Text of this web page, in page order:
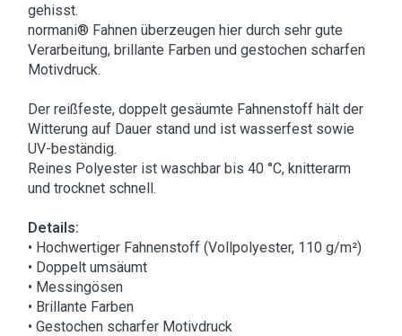
gehisst.
normani® Fahnen überzeugen hier durch sehr gute
Verarbeitung, brillante Farben und gestochen scharfen
Motivdruck.
Der reißfeste, doppelt gesäumte Fahnenstoff hält der
Witterung auf Dauer stand und ist wasserfest sowie
UV-beständig.
Reines Polyester ist waschbar bis 40 °C, knitterarm
und trocknet schnell.
Details:
• Hochwertiger Fahnenstoff (Vollpolyester, 110 g/m²)
• Doppelt umsäumt
• Messingösen
• Brillante Farben
• Gestochen scharfer Motivdruck